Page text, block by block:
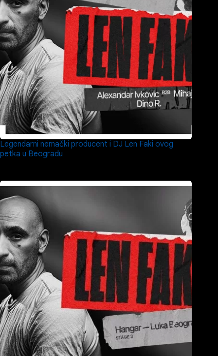
Legendarni nemački producent i DJ Len Faki ovog
petka u Beogradu